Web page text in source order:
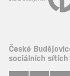
České
sociálních sítích